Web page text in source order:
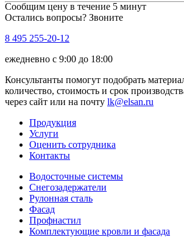
Сообщим цену в течение 5 минут
Остались вопросы? Звоните
8 495 255-20-12
ежедневно с 9:00 до 18:00
Консультанты помогут подобрать
количество, стоимость и срок
через сайт или на почту lk@elsan.ru
Продукция
Услуги
Оценить сотрудника
Контакты
Водосточные системы
Снегозадержатели
Рулонная сталь
Фасад
Профнастил
Комплектующие кровли и фасада